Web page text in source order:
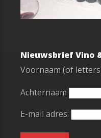
Nieuwsbrief Vino
Voornaam (of
Achternaam
E-mail adres: